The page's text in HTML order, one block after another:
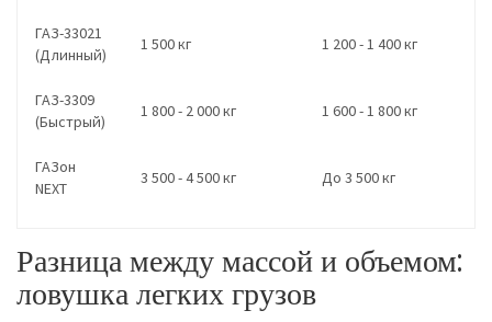
ГАЗ-33021
(Длинный)
1 500 кг 1 200 - 1 400 кг
ГАЗ-3309
(Быстрый)
1 800 - 2 000 кг 1 600 - 1 800 кг
ГАЗон
NEXT
3 500 - 4 500 кг До 3 500 кг
Разница между массой и объемом:
ловушка легких грузов